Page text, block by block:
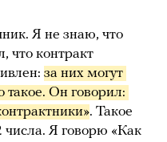
Я не знаю, что
что контракт
за них могут
такое. Он говорил:
. Такое
числа. Я говорю «Как